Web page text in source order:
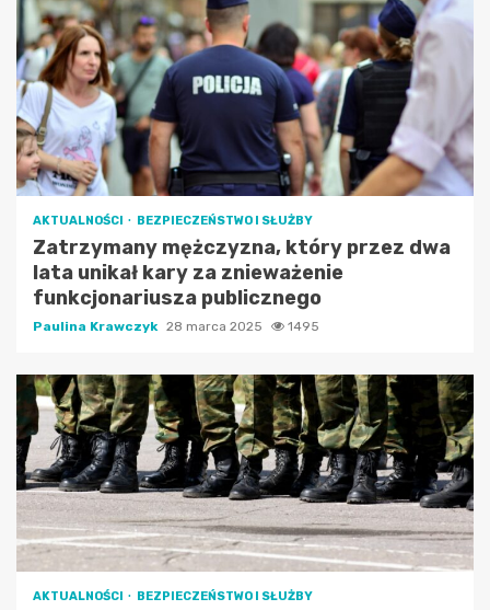
AKTUALNOŚCI BEZPIECZEŃSTWO I SŁUŻBY
Zatrzymany mężczyzna, który przez dwa
lata unikał kary za znieważenie
funkcjonariusza publicznego
Paulina Krawczyk 28 marca 2025 1495
AKTUALNOŚCI BEZPIECZEŃSTWO I SŁUŻBY